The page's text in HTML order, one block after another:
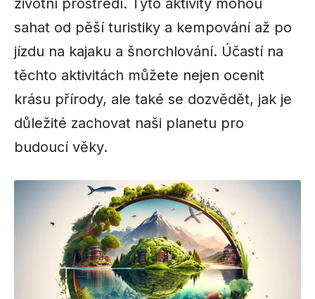
životní prostředí. Tyto aktivity mohou
sahat od pěší turistiky a kempování až po
jízdu na kajaku a šnorchlování. Účastí na
těchto aktivitách můžete nejen ocenit
krásu přírody, ale také se dozvědět, jak je
důležité zachovat naši planetu pro
budoucí věky.